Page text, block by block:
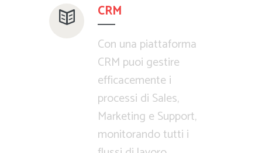
CRM
Con una piattaforma
CRM puoi gestire
efficacemente i
processi di Sales,
Marketing e Support,
monitorando tutti i